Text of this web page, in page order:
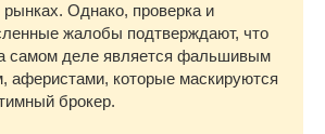
Однако, проверка и
жалобы подтверждают, что
самом деле является фальшивым
аферистами, которые маскируются
брокер.